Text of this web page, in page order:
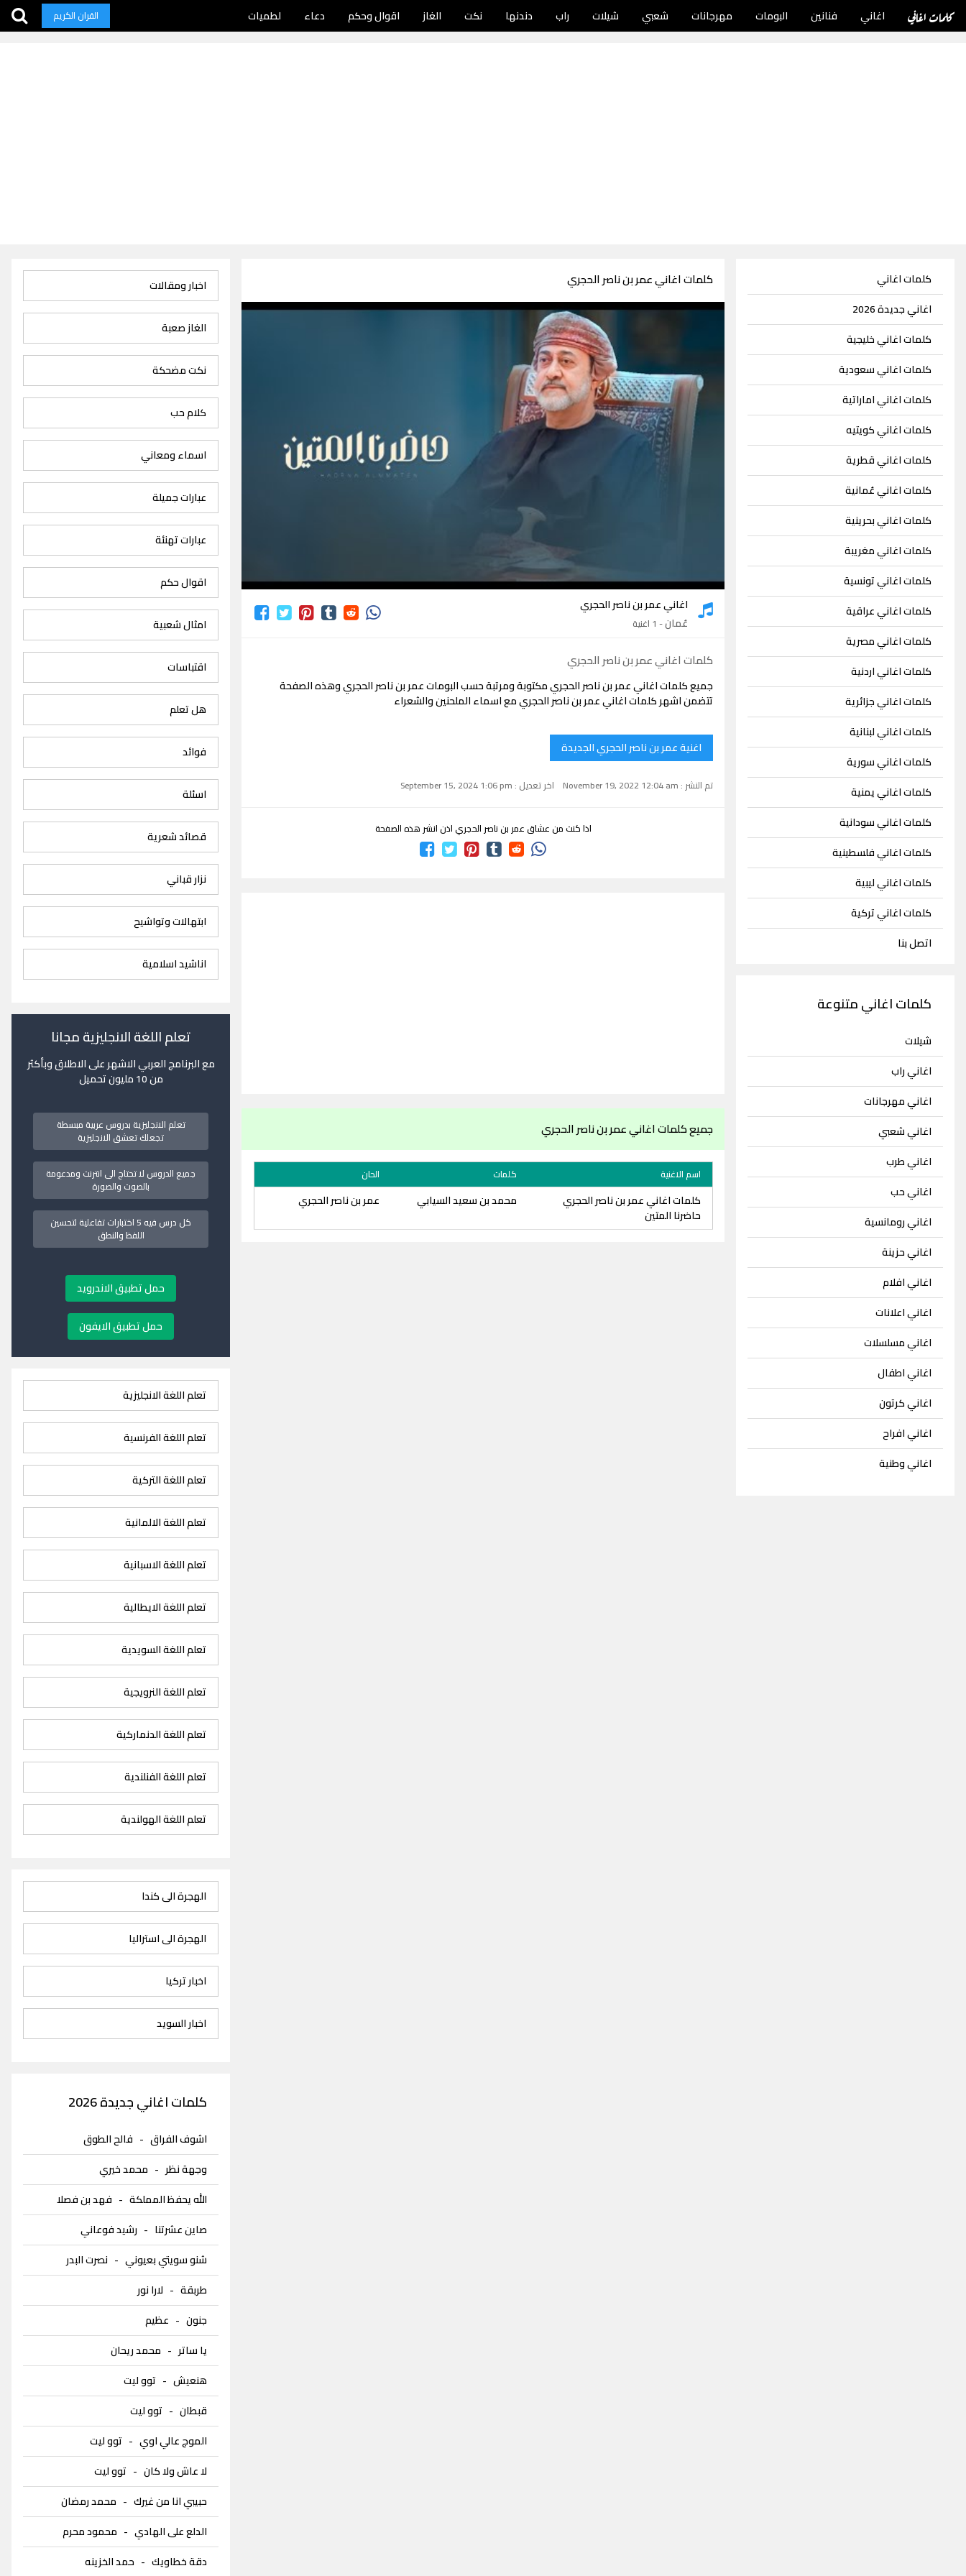
كلمات اغاني اغاني فنانين البومات مهرجانات شعبي شيلات راب دندنها نكت الغاز اقوال وحكم دعاء لطميات القران الكريم
كلمات اغاني
اغاني جديدة 2026
كلمات اغاني خليجية
كلمات اغاني سعودية
كلمات اغاني اماراتية
كلمات اغاني كويتيه
كلمات اغاني قطرية
كلمات اغاني عُمانية
كلمات اغاني بحرينية
كلمات اغاني مغريبة
كلمات اغاني تونسية
كلمات اغاني عراقية
كلمات اغاني مصرية
كلمات اغاني اردنية
كلمات اغاني جزائرية
كلمات اغاني لبنانية
كلمات اغاني سورية
كلمات اغاني يمنية
كلمات اغاني سودانية
كلمات اغاني فلسطينية
كلمات اغاني ليبية
كلمات اغاني تركية
اتصل بنا
كلمات اغاني متنوعة
شيلات
اغاني راب
اغاني مهرجانات
اغاني شعبي
اغاني طرب
اغاني حب
اغاني رومانسية
اغاني حزينة
اغاني افلام
اغاني اعلانات
اغاني مسلسلات
اغاني اطفال
اغاني كرتون
اغاني افراح
اغاني وطنية
كلمات اغاني عمر بن ناصر الحجري
كلمات اغاني عمر بن ناصر الحجري
اغاني عمر بن ناصر الحجري
عُمان- 1 اغنية
كلمات اغاني عمر بن ناصر الحجري
جميع كلمات اغاني عمر بن ناصر الحجري مكتوبة ومرتبة حسب البومات عمر بن ناصر الحجري وهذه الصفحة
تتضمن اشهر كلمات اغاني عمر بن ناصر الحجري مع اسماء الملحنين والشعراء
اغنية عمر بن ناصر الحجري الجديدة
تم النشر : November 19, 2022 12:04 am اخر تعديل : September 15, 2024 1:06 pm
اذا كنت من عشاق عمر بن ناصر الحجري اذن انشر هذه الصفحة
جميع كلمات اغاني عمر بن ناصر الحجري
اسم الاغنية كلمات الحان
كلمات اغاني عمر بن ناصر الحجري
حاضرنا المتين
محمد بن سعيد السيابي عمر بن ناصر الحجري
اخبار ومقالات
الغاز صعبة
نكت مضحكة
كلام حب
اسماء ومعاني
عبارات جميلة
عبارات تهنئة
اقوال حكم
امثال شعبية
اقتباسات
هل تعلم
فوائد
اسئلة
قصائد شعرية
نزار قباني
ابتهالات وتواشيح
اناشيد اسلامية
تعلم اللغة الانجليزية مجانا
مع البرنامج العربي الاشهر على الاطلاق وبأكثر
من 10 مليون تحميل
تعلم الانجليزية بدروس عربية مبسطة
تجعلك تعشق الانجليزية
جميع الدروس لا تحتاج الى انترنت ومدعومة
بالصوت والصورة
كل درس فيه 5 اختبارات تفاعلية لتحسين
اللفظ والنطق
حمل تطبيق الاندرويد
حمل تطبيق الايفون
تعلم اللغة الانجليزية
تعلم اللغة الفرنسية
تعلم اللغة التركية
تعلم اللغة الالمانية
تعلم اللغة الاسبانية
تعلم اللغة الايطالية
تعلم اللغة السويدية
تعلم اللغة النرويجية
تعلم اللغة الدنماركية
تعلم اللغة الفنلندية
تعلم اللغة الهولندية
الهجرة الى كندا
الهجرة الى استراليا
اخبار تركيا
اخبار السويد
كلمات اغاني جديدة 2026
اشوف الفراق- فالح الطوق
وجهة نظر - محمد خيري
الله يحفظ المملكة- فهد بن فصلا
صاين عشرتنا - رشيد فوعاني
شنو سويتي بعيوني- نصرت البدر
طربقة- لارا نور
جنون- عظيم
يا ساتر - محمد ريحان
هنعيش- توو ليت
قبطان- توو ليت
الموج عالي اوي- توو ليت
لا عاش ولا كان- توو ليت
حبيبي انا من غيرك- محمد رمضان
الدلع على الهادي- محمود محرم
دقة خطاويك- حمد الخزينه